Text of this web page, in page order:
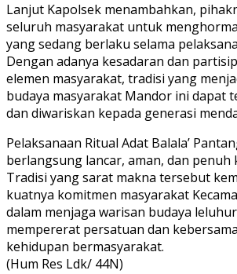
Lanjut Kapolsek menambahkan,
seluruh masyarakat untuk
yang sedang berlaku selama
Dengan adanya kesadaran dan
elemen masyarakat, tradisi yang
budaya masyarakat Mandor ini dapat
dan diwariskan kepada generasi
Pelaksanaan Ritual Adat Balala’
berlangsung lancar, aman, dan penuh
Tradisi yang sarat makna tersebut
kuatnya komitmen masyarakat
dalam menjaga warisan budaya
mempererat persatuan dan
kehidupan bermasyarakat.
(Hum Res Ldk/ 44N)